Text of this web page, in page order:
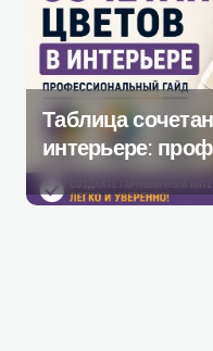
Таблица
интерьере:
руководство по
гармоничной